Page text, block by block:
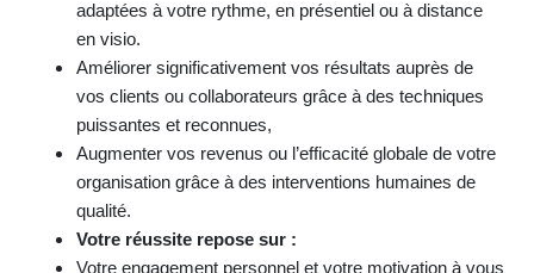
adaptées à votre rythme, en présentiel ou à distance
en visio.
Améliorer significativement vos résultats auprès de
vos clients ou collaborateurs grâce à des techniques
puissantes et reconnues,
Augmenter vos revenus ou l’efficacité globale de votre
organisation grâce à des interventions humaines de
qualité.
Votre réussite repose sur :
Votre engagement personnel et votre motivation à vous